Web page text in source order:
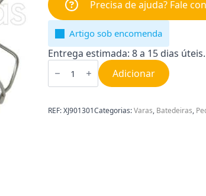
Precisa de ajuda? Fale
Artigo sob encomenda
Entrega estimada: 8 a 15 dias
Quantidade
de
para
Moulinex
XJ901301
Adicionar
REF:XJ901301Categorias:Varas, Batedeiras,